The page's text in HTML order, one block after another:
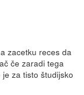
zacetku reces da
če zaradi tega
za tisto študijsko